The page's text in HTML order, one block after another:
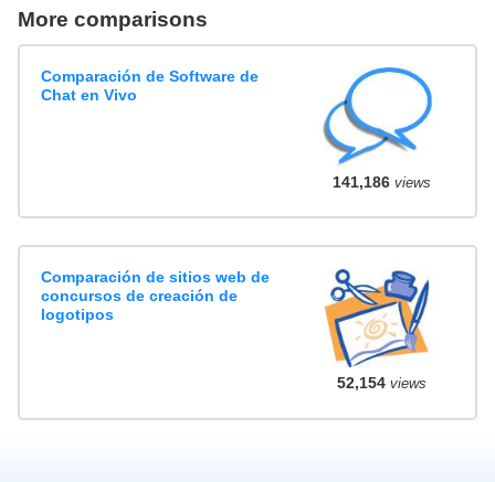
More comparisons
Comparación de Software de
Chat en Vivo
141,186views
Comparación de sitios web de
concursos de creación de
logotipos
52,154views